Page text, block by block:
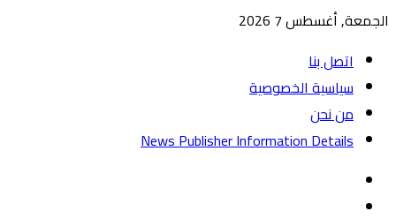
الجمعة, أغسطس 7 2026
اتصل بنا
سياسية الخصوصية
من نحن
News Publisher Information Details